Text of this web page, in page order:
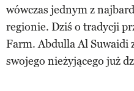
wówczas jednym z
regionie. Dziś o tradycji
Farm. Abdulla Al Suwaidi
swojego nieżyjącego już